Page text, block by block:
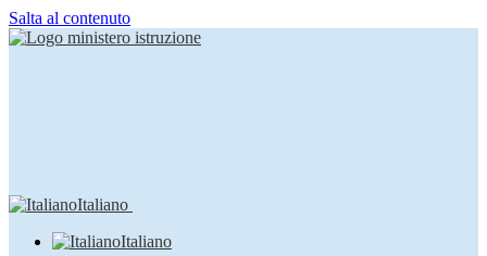
Salta al contenuto
Italiano
Italiano